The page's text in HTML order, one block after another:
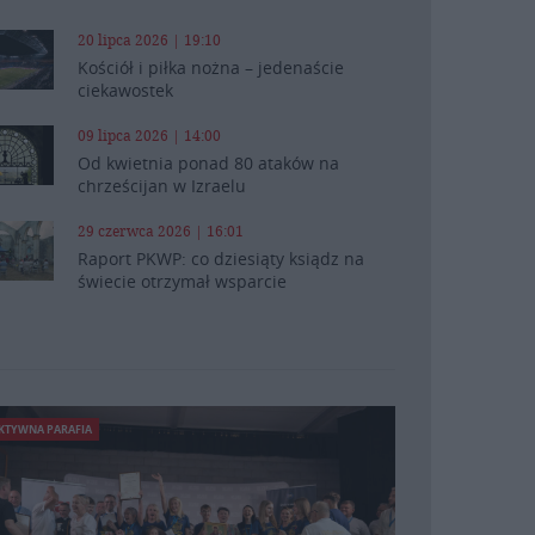
20 lipca 2026 | 19:10
Kościół i piłka nożna – jedenaście
ciekawostek
09 lipca 2026 | 14:00
Od kwietnia ponad 80 ataków na
chrześcijan w Izraelu
29 czerwca 2026 | 16:01
Raport PKWP: co dziesiąty ksiądz na
świecie otrzymał wsparcie
PARAFIA